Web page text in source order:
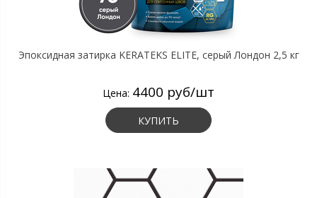
Эпоксидная затирка KERATEKS ELITE, серый Лондон 2,5 кг
Цена: 4400 руб/шт
КУПИТЬ